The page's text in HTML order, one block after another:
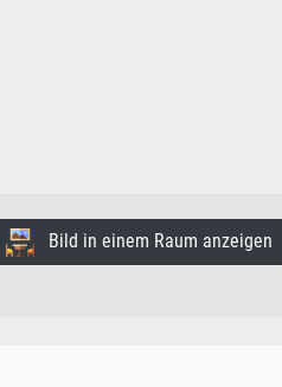
Bild in einem Raum anzeigen